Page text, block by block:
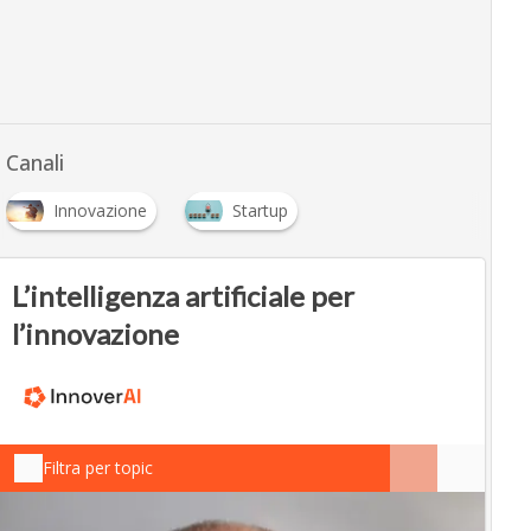
Canali
Innovazione Startup
L’intelligenza artificiale per
l’innovazione
Filtra per topic